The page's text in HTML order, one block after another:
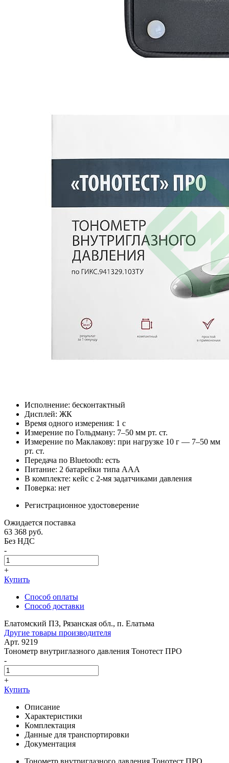
Исполнение: бесконтактный
Дисплей: ЖК
Время одного измерения: 1 с
Измерение по Гольдману: 7–50 мм рт. ст.
Измерение по Маклакову: при нагрузке 10 г — 7–50 мм
рт. ст.
Передача по Bluetooth: есть
Питание: 2 батарейки типа ААА
В комплекте: кейс с 2-мя задатчиками давления
Поверка: нет
Регистрационное удостоверение
Ожидается поставка
63 368 руб.
Без НДС
-
+
Купить
Способ оплаты
Способ доставки
Елатомский ПЗ, Рязанская обл., п. Елатьма
Другие товары производителя
Арт. 9219
Тонометр внутриглазного давления Тонотест ПРО
-
+
Купить
Описание
Характеристики
Комплектация
Данные для транспортировки
Документация
Тонометр внутриглазного давления Тонотест ПРО